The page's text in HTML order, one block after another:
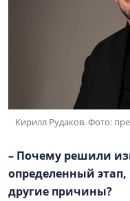
Кирилл Рудаков. Фото:
– Почему решили
определенный
другие причины?